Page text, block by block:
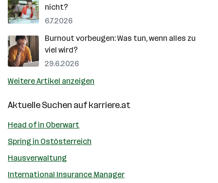
nicht?
6.7.2026
Burnout vorbeugen: Was tun, wenn alles zu
viel wird?
29.6.2026
Weitere Artikel anzeigen
Aktuelle Suchen aufkarriere.at
Head of in Oberwart
Spring in Ostösterreich
Hausverwaltung
International Insurance Manager